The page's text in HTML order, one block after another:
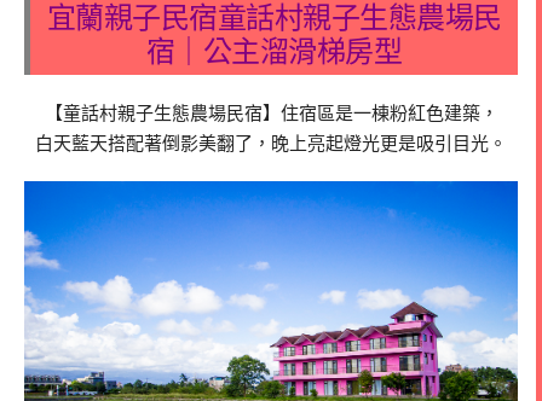
宜蘭親子民宿童話村親子生態農場民
宿｜公主溜滑梯房型
【童話村親子生態農場民宿】住宿區是一棟粉紅色建築，
白天藍天搭配著倒影美翻了，晚上亮起燈光更是吸引目光。